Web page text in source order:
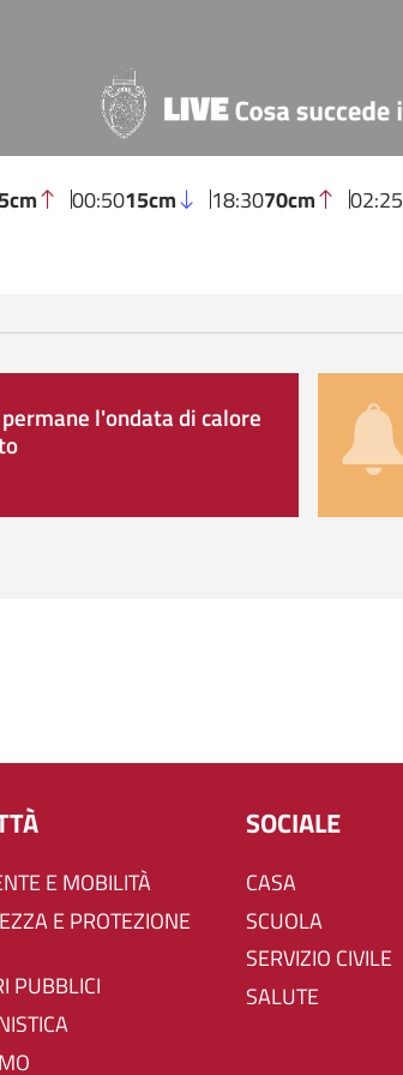
00:5015cm 18:3070cm 02:25
l'ondata di calore
E MOBILITÀ
PUBBLICI
SOCIALE
CASA
SCUOLA
SERVIZIO CIVILE
SALUTE